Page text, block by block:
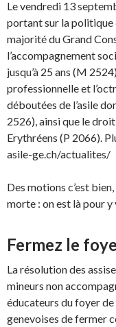
Le vendredi 13
portant sur la politique
majorité du Grand
l’accompagnement
jusqu’à 25 ans (M
professionnelle et
déboutées de l’asile
2526), ainsi que le
Erythréens (P 2066).
asile-ge.ch/actualites/
Des motions c’est
morte : on est là pour
Fermez le
La résolution des
mineurs non
éducateurs du foyer
genevoises de fermer